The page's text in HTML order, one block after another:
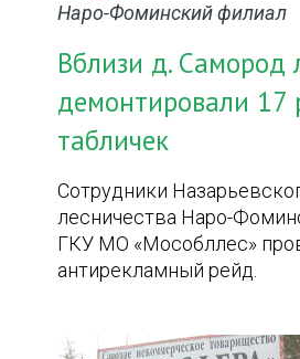
Наро-Фоминский филиал
Вблизи д. Самород
демонтировали 17
табличек
Сотрудники
лесничества Наро-
ГКУ МО «Мособллес»
антирекламный рейд.